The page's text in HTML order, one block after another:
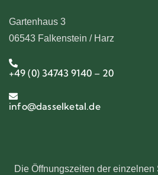
Gartenhaus 3
06543 Falkenstein / Harz
+49 (0) 34743 9140 – 20
info@dasselketal.de
Die Öffnungszeiten der